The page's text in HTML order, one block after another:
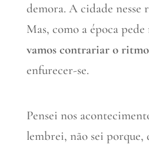
demora. A cidade nesse
Mas, como a época
vamos contrariar o ritmo
enfurecer-se.
Pensei nos
lembrei, não sei porque,